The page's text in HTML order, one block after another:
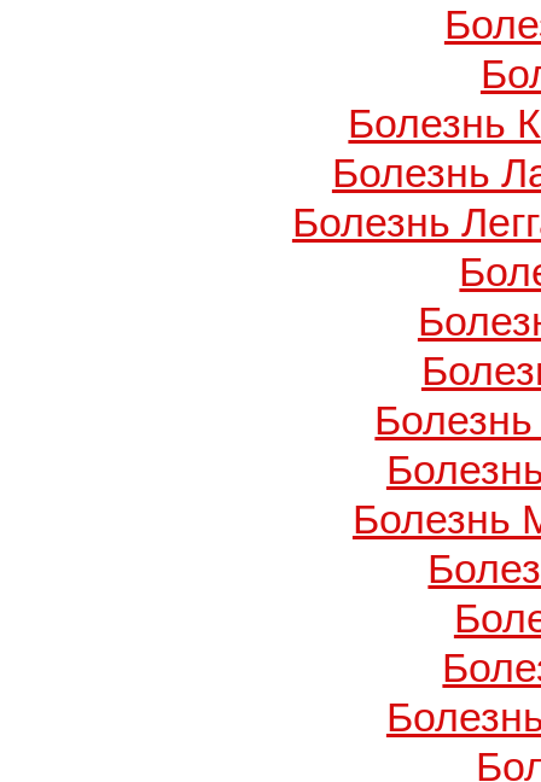
Болезнь
Болезнь
Болезнь
Болезнь